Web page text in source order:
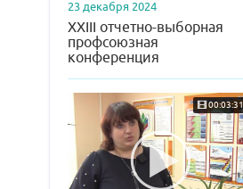
23 декабря 2024
XXIII отчетно-выборная
профсоюзная
конференция
00:03:31